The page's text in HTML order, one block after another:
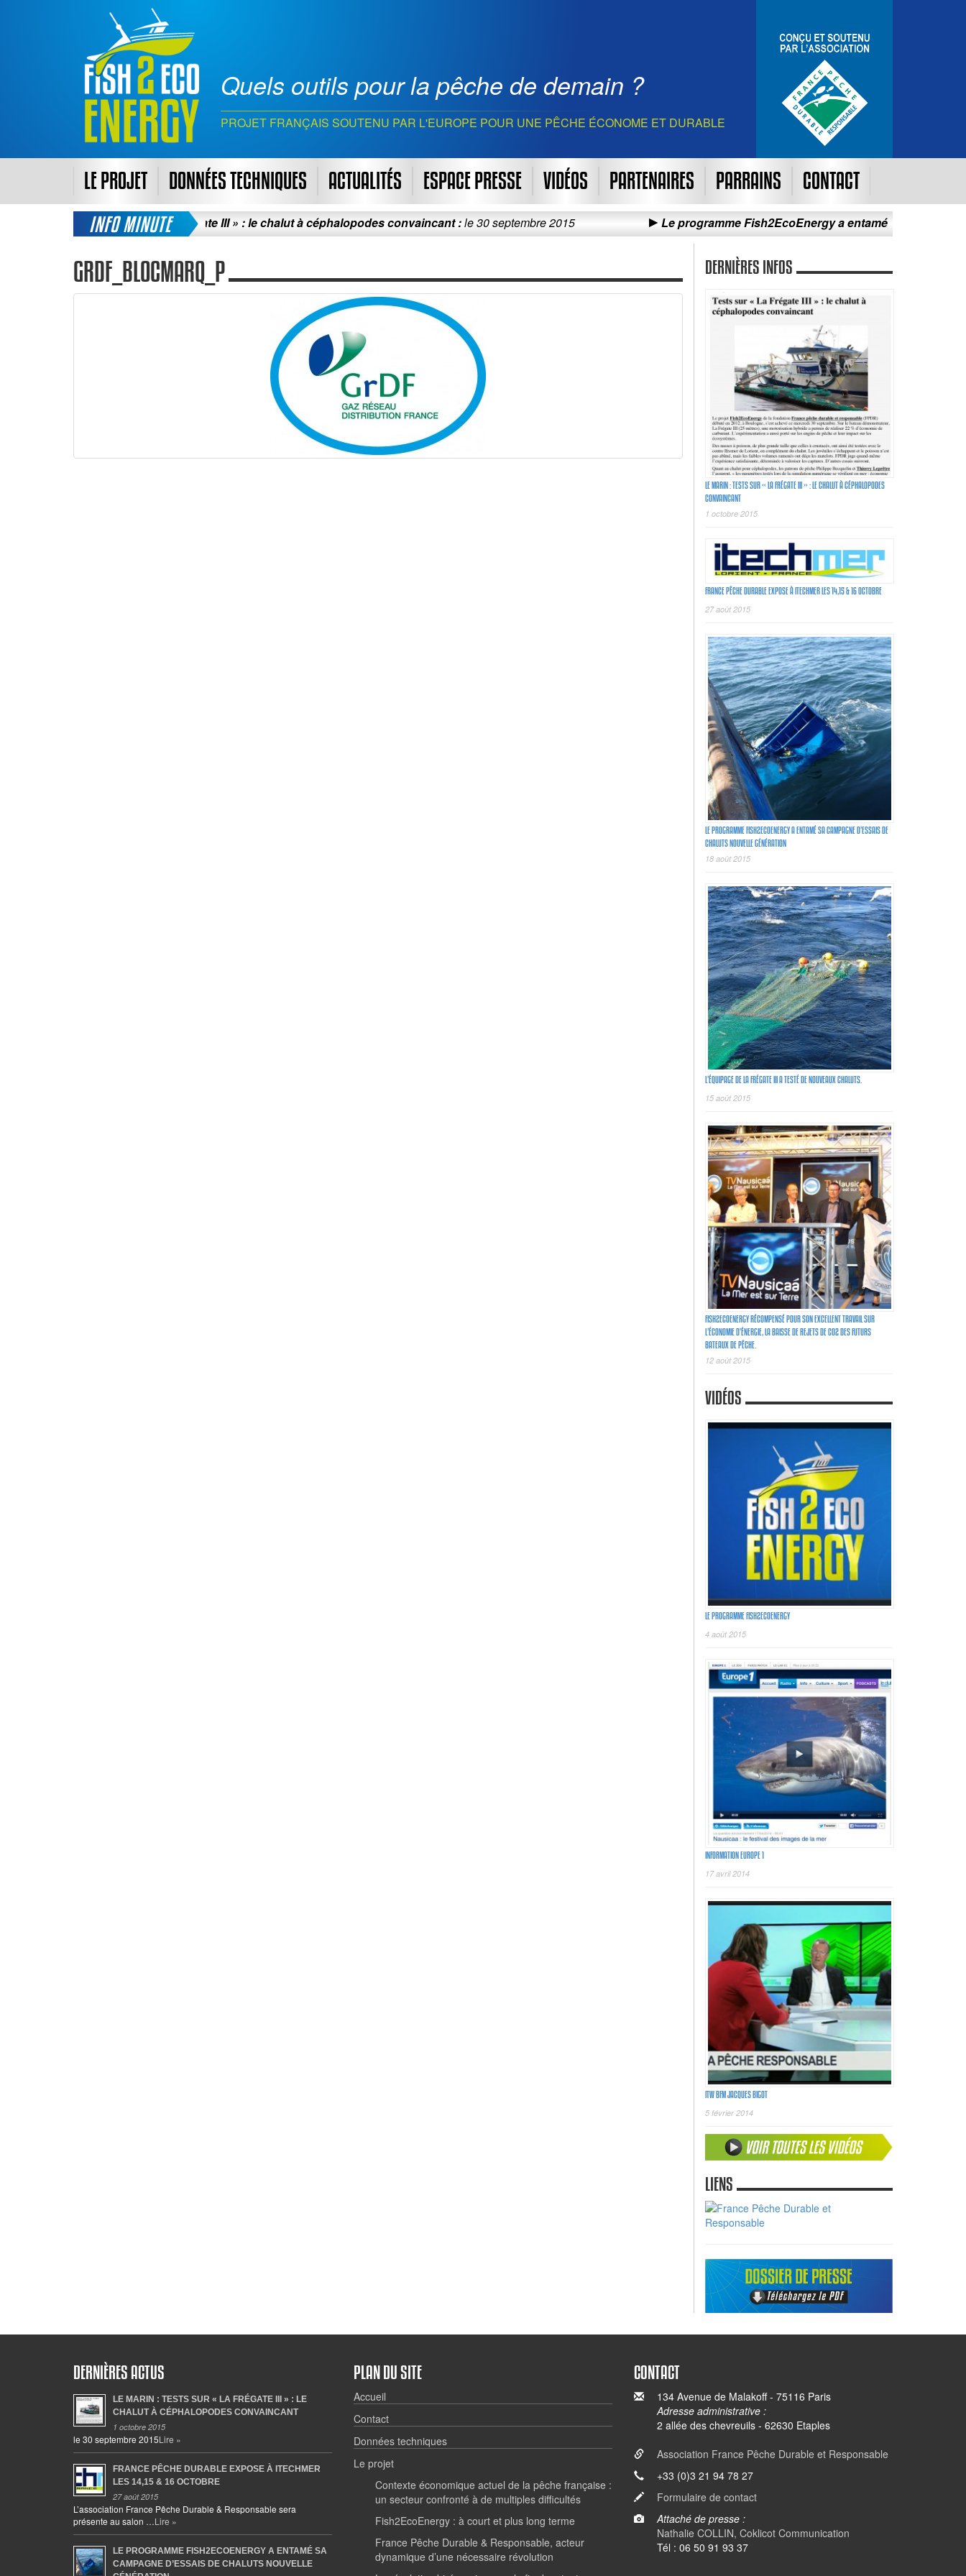
Quels outils pour la pêche de demain ?
PROJET FRANÇAIS SOUTENU PAR L'EUROPE POUR UNE PÊCHE ÉCONOME ET DURABLE
LE PROJET DONNÉES TECHNIQUES ACTUALITÉS ESPACE PRESSE VIDÉOS PARTENAIRES PARRAINS CONTACT
INFO MINUTE
Marin : Tests sur « La Frégate III » : le chalut à céphalopodes convaincant :le 30 septembre 2015 Le programme Fish2EcoEnergy a entamé sa campagne
GRDF_BLOCMARQ_P DERNIÈRES INFOS
LE MARIN : TESTS SUR « LA FRÉGATE III » : LE CHALUT À CÉPHALOPODES
CONVAINCANT
1 octobre 2015
FRANCE PÊCHE DURABLE EXPOSE À ITECHMER LES 14,15 & 16 OCTOBRE
27 août 2015
LE PROGRAMME FISH2ECOENERGY A ENTAMÉ SA CAMPAGNE D’ESSAIS DE
CHALUTS NOUVELLE GÉNÉRATION
18 août 2015
L’ÉQUIPAGE DE LA FRÉGATE III A TESTÉ DE NOUVEAUX CHALUTS.
15 août 2015
FISH2ECOENERGY RÉCOMPENSÉ POUR SON EXCELLENT TRAVAIL SUR
L’ÉCONOMIE D’ÉNERGIE, LA BAISSE DE REJETS DE C02 DES FUTURS
BATEAUX DE PÊCHE.
12 août 2015
VIDÉOS
LE PROGRAMME FISH2ECOENERGY
4 août 2015
INFORMATION EUROPE 1
17 avril 2014
ITW BFM JACQUES BIGOT
5 février 2014
LIENS
DERNIÈRES ACTUS
LE MARIN : TESTS SUR « LA FRÉGATE III » : LE
CHALUT À CÉPHALOPODES CONVAINCANT
1 octobre 2015
le 30 septembre 2015Lire »
FRANCE PÊCHE DURABLE EXPOSE À ITECHMER
LES 14,15 & 16 OCTOBRE
27 août 2015
L’association France Pêche Durable & Responsable sera
présente au salon …Lire »
LE PROGRAMME FISH2ECOENERGY A ENTAMÉ SA
CAMPAGNE D’ESSAIS DE CHALUTS NOUVELLE
PLAN DU SITE
Accueil
Contact
Données techniques
Le projet
Contexte économique actuel de la pêche française :
un secteur confronté à de multiples difficultés
Fish2EcoEnergy : à court et plus long terme
France Pêche Durable & Responsable, acteur
dynamique d’une nécessaire révolution
CONTACT
134 Avenue de Malakoff - 75116 Paris
Adresse administrative :
2 allée des chevreuils - 62630 Etaples
Association France Pêche Durable et Responsable
+33 (0)3 21 94 78 27
Formulaire de contact
Attaché de presse :
Nathalie COLLIN, Coklicot Communication
Tél : 06 50 91 93 37